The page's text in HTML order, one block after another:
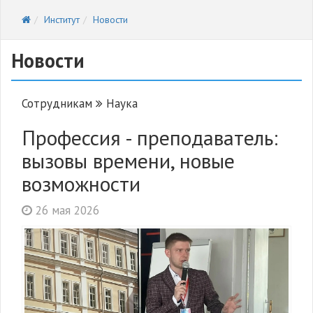
Институт
Новости
Новости
Сотрудникам Наука
Профессия - преподаватель:
вызовы времени, новые
возможности
26 мая 2026